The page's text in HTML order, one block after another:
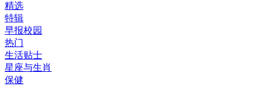
精选
特辑
早报校园
热门
生活贴士
星座与生肖
保健